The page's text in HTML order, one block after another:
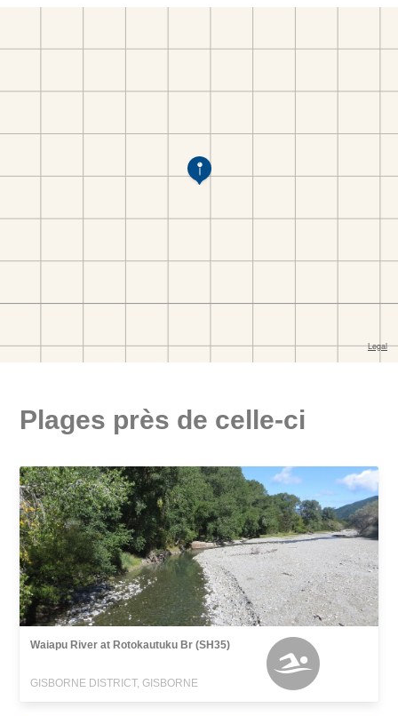
Plages près de celle-ci
Waiapu River at Rotokautuku Br (SH35)
GISBORNE DISTRICT, GISBORNE